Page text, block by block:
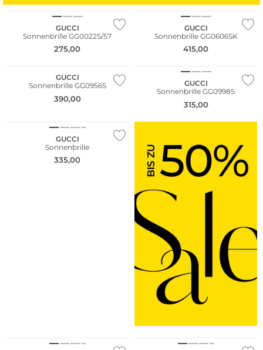
GUCCI
Sonnenbrille GG0022S/57
275,00
GUCCI
Sonnenbrille GG0606SK
415,00
GUCCI
Sonnenbrille GG0956S
390,00
GUCCI
Sonnenbrille GG0998S
315,00
GUCCI
Sonnenbrille
335,00